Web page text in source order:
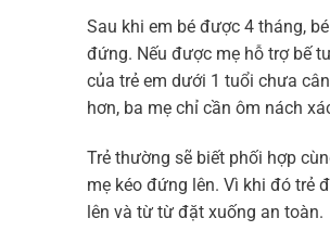
Sau khi em bé được 4 tháng,
đứng. Nếu được mẹ hỗ trợ bế
của trẻ em dưới 1 tuổi chưa
hơn, ba mẹ chỉ cần ôm nách
Trẻ thường sẽ biết phối hợp
mẹ kéo đứng lên. Vì khi đó trẻ
lên và từ từ đặt xuống an toàn.